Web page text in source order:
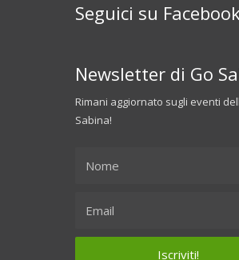
Seguici su
Newsletter di Go
Rimani aggiornato sugli eventi
Sabina!